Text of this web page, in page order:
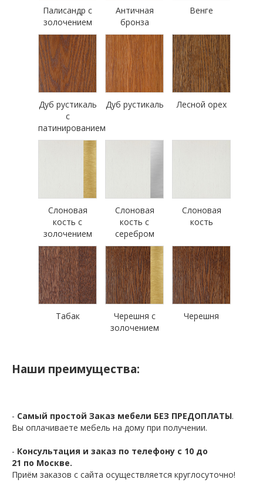
Палисандр с
золочением
Античная
бронза
Венге
Дуб рустикаль
с
патинированием
Дуб рустикаль Лесной орех
Слоновая
кость с
золочением
Слоновая
кость с
серебром
Слоновая
кость
Табак
Черешня с
золочением
Черешня
Наши преимущества:
- Самый простой Заказ мебели БЕЗ ПРЕДОПЛАТЫ.
Вы оплачиваете мебель на дому при получении.
- Консультация и заказ по телефону с 10 до
21 по Москве.
Приём заказов с сайта осуществляется круглосуточно!